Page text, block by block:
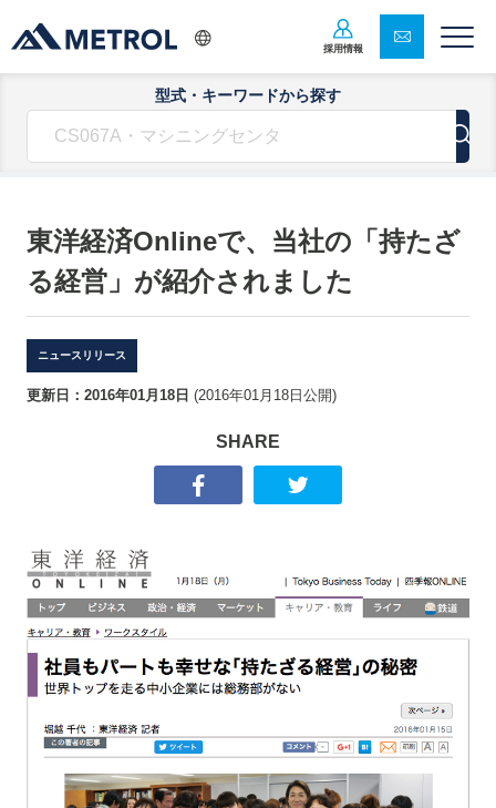
採用情報
型式・キーワードから探す
東洋経済Onlineで、当社の「持たざ
る経営」が紹介されました
ニュースリリース
更新日： 2016年01月18日 (2016年01月18日 公開)
SHARE